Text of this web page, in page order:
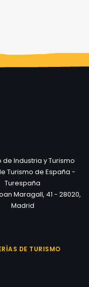
de Industria y Turismo
Turismo de España -
Turespaña
Maragall, 41 - 28020,
Madrid
DE TURISMO